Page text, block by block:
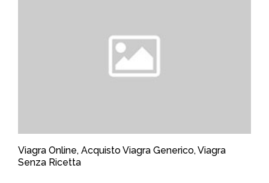
Viagra Online, Acquisto Viagra Generico, Viagra
Senza Ricetta